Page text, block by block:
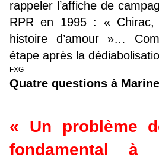
rappeler l’affiche de
RPR en 1995 : «
histoire d’amour »…
étape après la
FXG
Quatre questions à
« Un problème
fondamental à